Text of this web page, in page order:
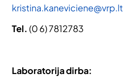
kristina.kaneviciene@vrp.lt
Tel. (0 6) 7812783
Laboratorija dirba: